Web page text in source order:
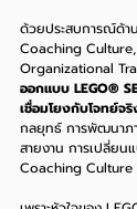
ด้วยประสบการณ์ด้
Coaching
Organizational
ออกแบบ LEGO®
เชื่อมโยงกับโจทย์จ
กลยุทธ์ การพัฒนาภา
สายงาน การเปลี่ยน
Coaching Culture